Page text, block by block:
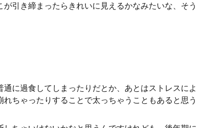
引き締まったらきれいに見えるかなみたいな、そう
に過食してしまったりだとか、あとはストレスによ
ちゃったりすることで太っちゃうこともあると思う